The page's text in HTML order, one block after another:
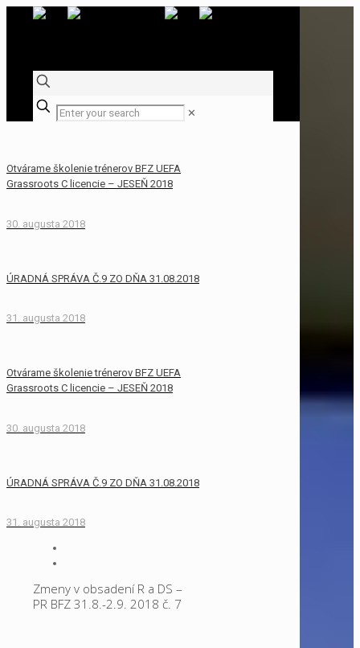
✕
Otvárame školenie trénerov BFZ UEFA
Grassroots C licencie – JESEŇ 2018
30. augusta 2018
ÚRADNÁ SPRÁVA Č.9 ZO DŇA 31.08.2018
31. augusta 2018
Otvárame školenie trénerov BFZ UEFA
Grassroots C licencie – JESEŇ 2018
30. augusta 2018
ÚRADNÁ SPRÁVA Č.9 ZO DŇA 31.08.2018
31. augusta 2018
Zmeny v obsadení R a DS –
PR BFZ 31.8.-2.9. 2018 č. 7